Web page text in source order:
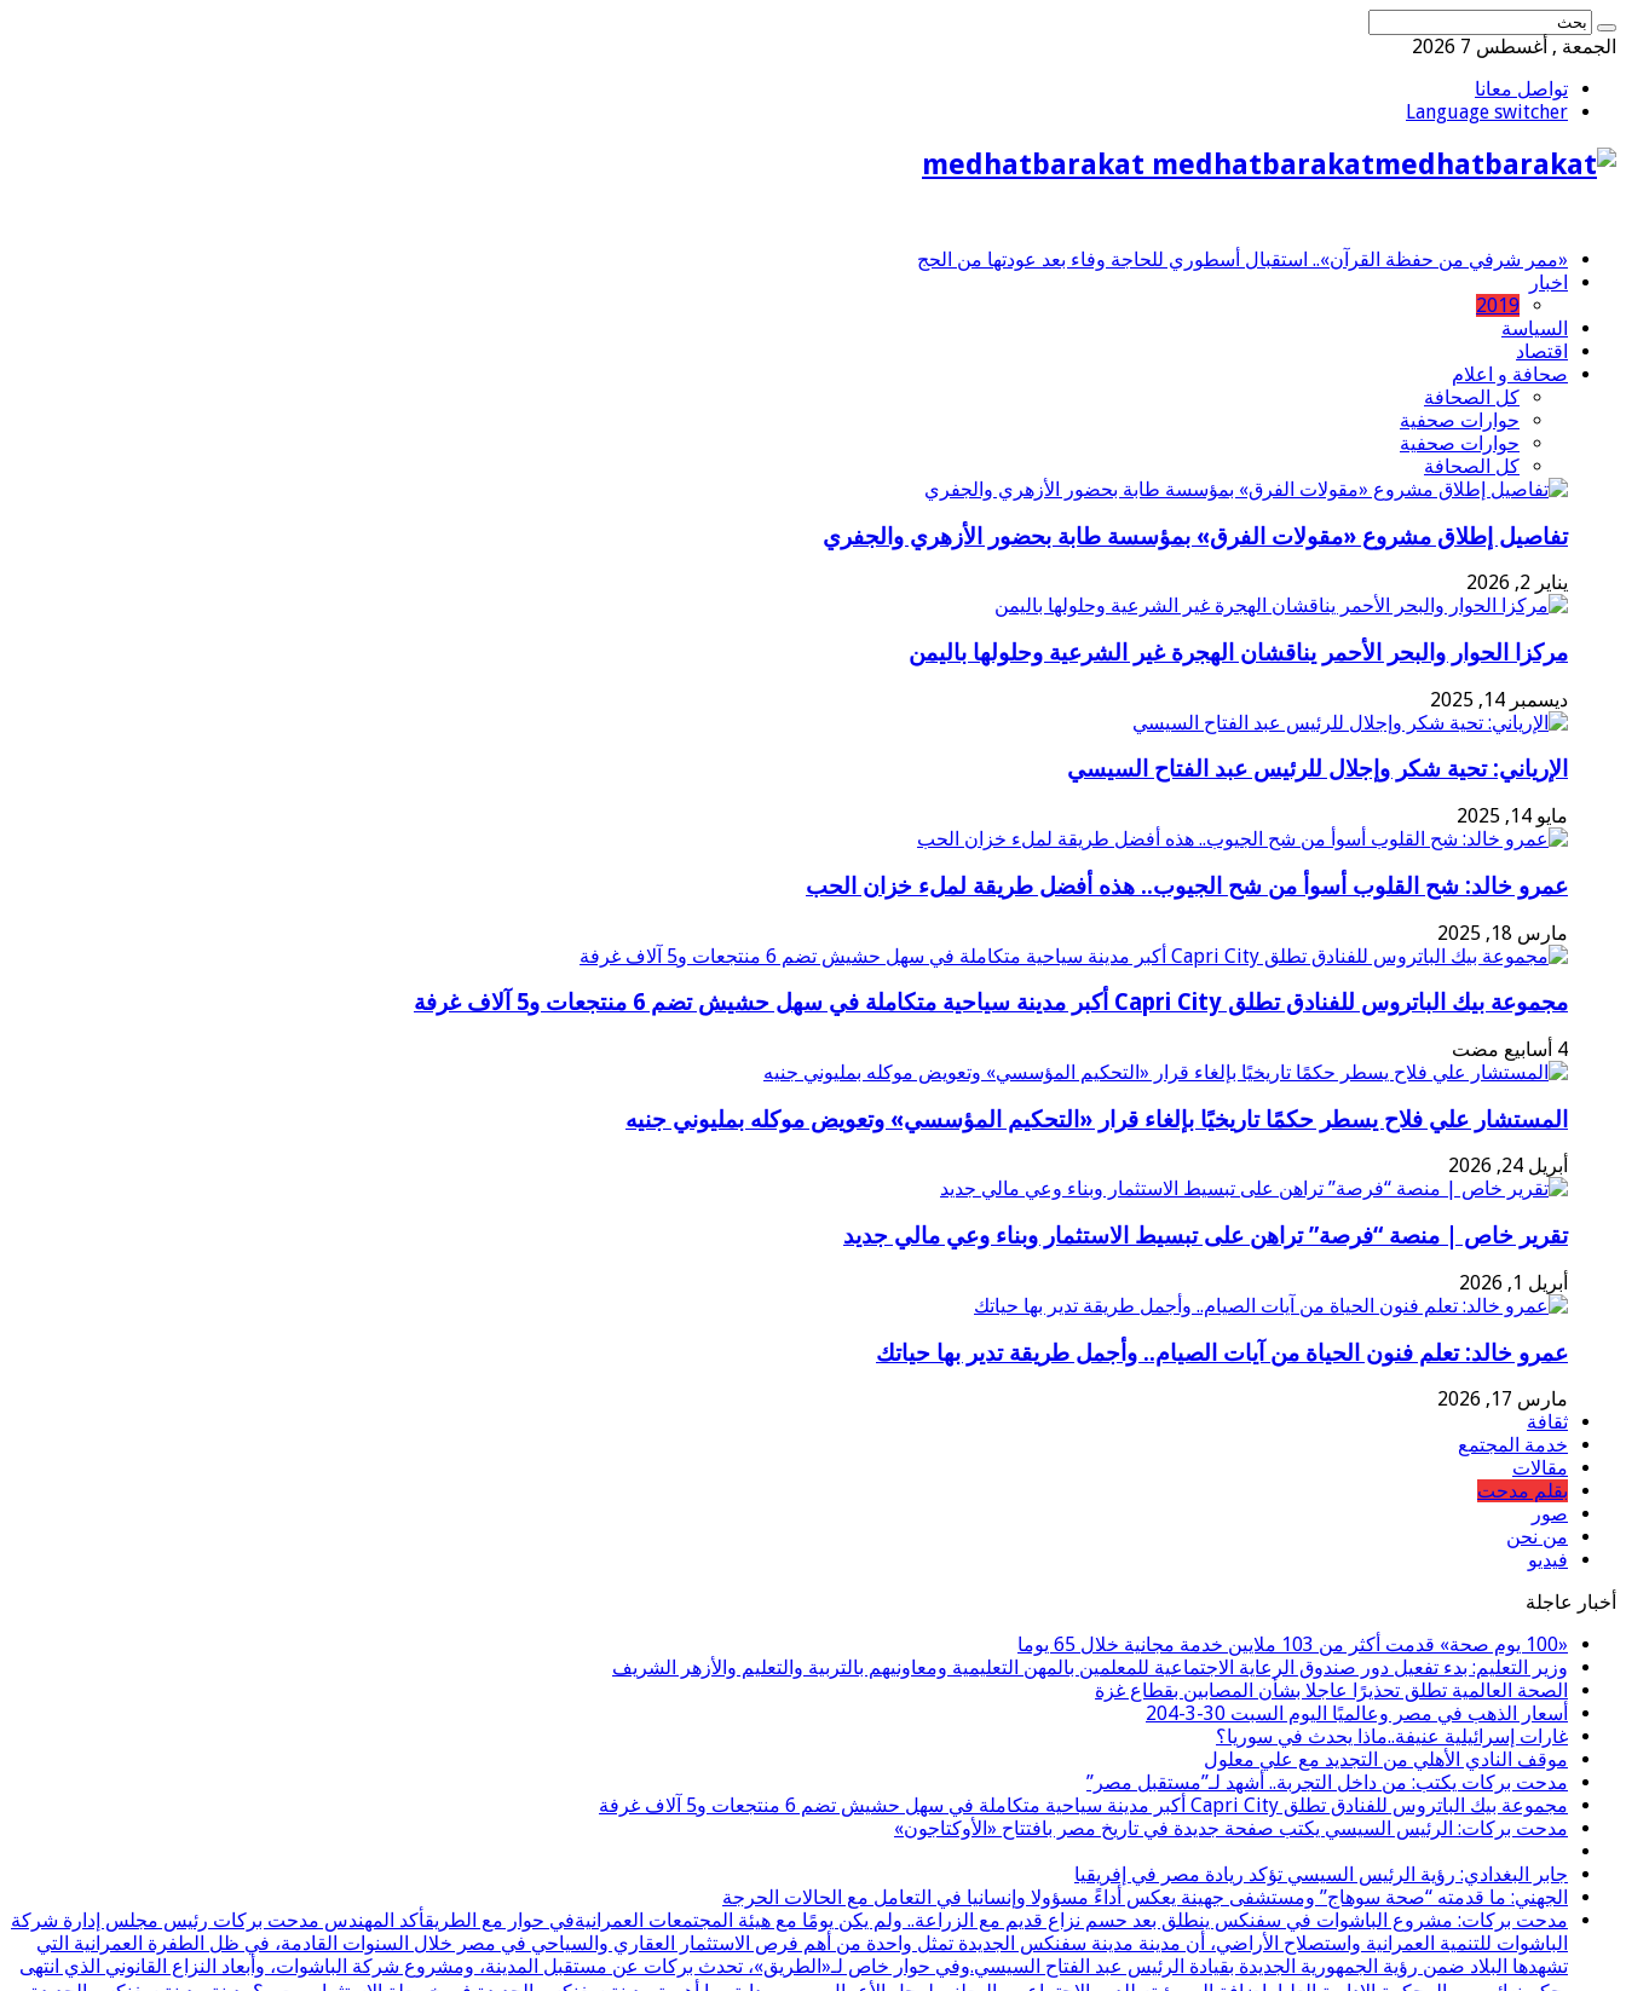
الجمعة , أغسطس 7 2026
تواصل معانا
Language switcher
medhatbarakat medhatbarakat
«ممر شرفي من حفظة القرآن».. استقبال أسطوري للحاجة وفاء بعد عودتها من الحج
اخبار
2019
السياسة
اقتصاد
صحافة و اعلام
كل الصحافة
حوارات صحفية
حوارات صحفية
كل الصحافة
تفاصيل إطلاق مشروع «مقولات الفرق» بمؤسسة طابة بحضور الأزهري والجفري
يناير 2, 2026
مركزا الحوار والبحر الأحمر يناقشان الهجرة غير الشرعية وحلولها باليمن
ديسمبر 14, 2025
الإرياني: تحية شكر وإجلال للرئيس عبد الفتاح السيسي
مايو 14, 2025
عمرو خالد: شح القلوب أسوأ من شح الجيوب.. هذه أفضل طريقة لملء خزان الحب
مارس 18, 2025
مجموعة بيك الباتروس للفنادق تطلق Capri City أكبر مدينة سياحية متكاملة في سهل حشيش تضم 6 منتجعات و5 آلاف غرفة
المستشار علي فلاح يسطر حكمًا تاريخيًا بإلغاء قرار «التحكيم المؤسسي» وتعويض موكله بمليوني جنيه
أبريل 24, 2026
تقرير خاص | منصة “فرصة” تراهن على تبسيط الاستثمار وبناء وعي مالي جديد
أبريل 1, 2026
عمرو خالد: تعلم فنون الحياة من آيات الصيام.. وأجمل طريقة تدير بها حياتك
مارس 17, 2026
ثقافة
خدمة المجتمع
مقالات
بقلم مدحت
صور
من نحن
فيديو
أخبار عاجلة
«100 يوم صحة» قدمت أكثر من 103 ملايين خدمة مجانية خلال 65 يوما
وزير التعليم: بدء تفعيل دور صندوق الرعاية الاجتماعية للمعلمين بالمهن التعليمية ومعاونيهم بالتربية والتعليم والأزهر الشريف
الصحة العالمية تطلق تحذيرًا عاجلا بشأن المصابين بقطاع غزة
أسعار الذهب في مصر وعالميًا اليوم السبت 30-3-204
غارات إسرائيلية عنيفة..ماذا يحدث في سوريا؟
موقف النادي الأهلي من التجديد مع علي معلول
مدحت بركات يكتب: من داخل التجربة.. أشهد لـ”مستقبل مصر”
مجموعة بيك الباتروس للفنادق تطلق Capri City أكبر مدينة سياحية متكاملة في سهل حشيش تضم 6 منتجعات و5 آلاف غرفة
مدحت بركات: الرئيس السيسي يكتب صفحة جديدة في تاريخ مصر بافتتاح «الأوكتاجون»
جابر البغدادي: رؤية الرئيس السيسي تؤكد ريادة مصر في إفريقيا
الجهني: ما قدمته “صحة سوهاج” ومستشفى جهينة يعكس أداءً مسؤولا وإنسانيا في التعامل مع الحالات الحرجة
مدحت بركات: مشروع الباشوات في سفنكس ينطلق بعد حسم نزاع قديم مع الزراعة.. ولم يكن يومًا مع هيئة المجتمعات العمرانيةفي حوار مع الطريقأكد المهندس مدحت بركات رئيس مجلس إدارة شركة
الباشوات للتنمية العمرانية واستصلاح الأراضي، أن مدينة مدينة سفنكس الجديدة تمثل واحدة من أهم فرص الاستثمار العقاري والسياحي في مصر خلال السنوات القادمة، في ظل الطفرة العمرانية التي
تشهدها البلاد ضمن رؤية الجمهورية الجديدة بقيادة الرئيس عبد الفتاح السيسي.وفي حوار خاص لـ«الطريق»، تحدث بركات عن مستقبل المدينة، ومشروع شركة الباشوات، وأبعاد النزاع القانوني الذي انتهى